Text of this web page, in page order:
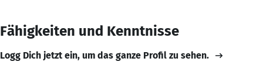
Fähigkeiten und Kenntnisse
Logg Dich jetzt ein, um das ganze Profil zu sehen.